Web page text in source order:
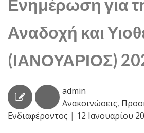
Ενημέρωση για
Αναδοχή και
(ΙΑΝΟΥΑΡΙΟΣ)
admin
Ανακοινώσεις,
Ενδιαφέροντος | 12 Ιανουαρίου